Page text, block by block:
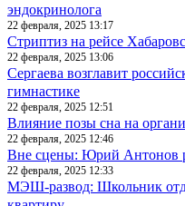
эндокринолога
22 февраля, 2025 13:17
Стриптиз на рейсе
22 февраля, 2025 13:06
Сергаева возглавит
гимнастике
22 февраля, 2025 12:51
Влияние позы сна на
22 февраля, 2025 12:46
Вне сцены: Юрий Антонов
22 февраля, 2025 12:33
МЭШ-развод: Школьник